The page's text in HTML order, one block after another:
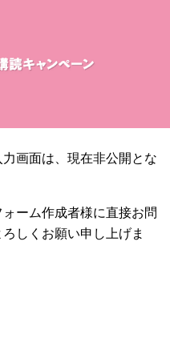
画面は、現在非公開とな
ーム作成者様に直接お問
しくお願い申し上げま